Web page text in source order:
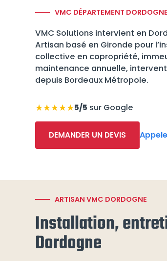
VMC DÉPARTEMENT DORDOGNE
VMC Solutions intervient en
Artisan basé en Gironde pour
collective en copropriété,
maintenance annuelle,
depuis Bordeaux Métropole.
★★★★★5/5 sur Google
DEMANDER UN DEVIS
ARTISAN VMC DORDOGNE
Installation,
Dordogne